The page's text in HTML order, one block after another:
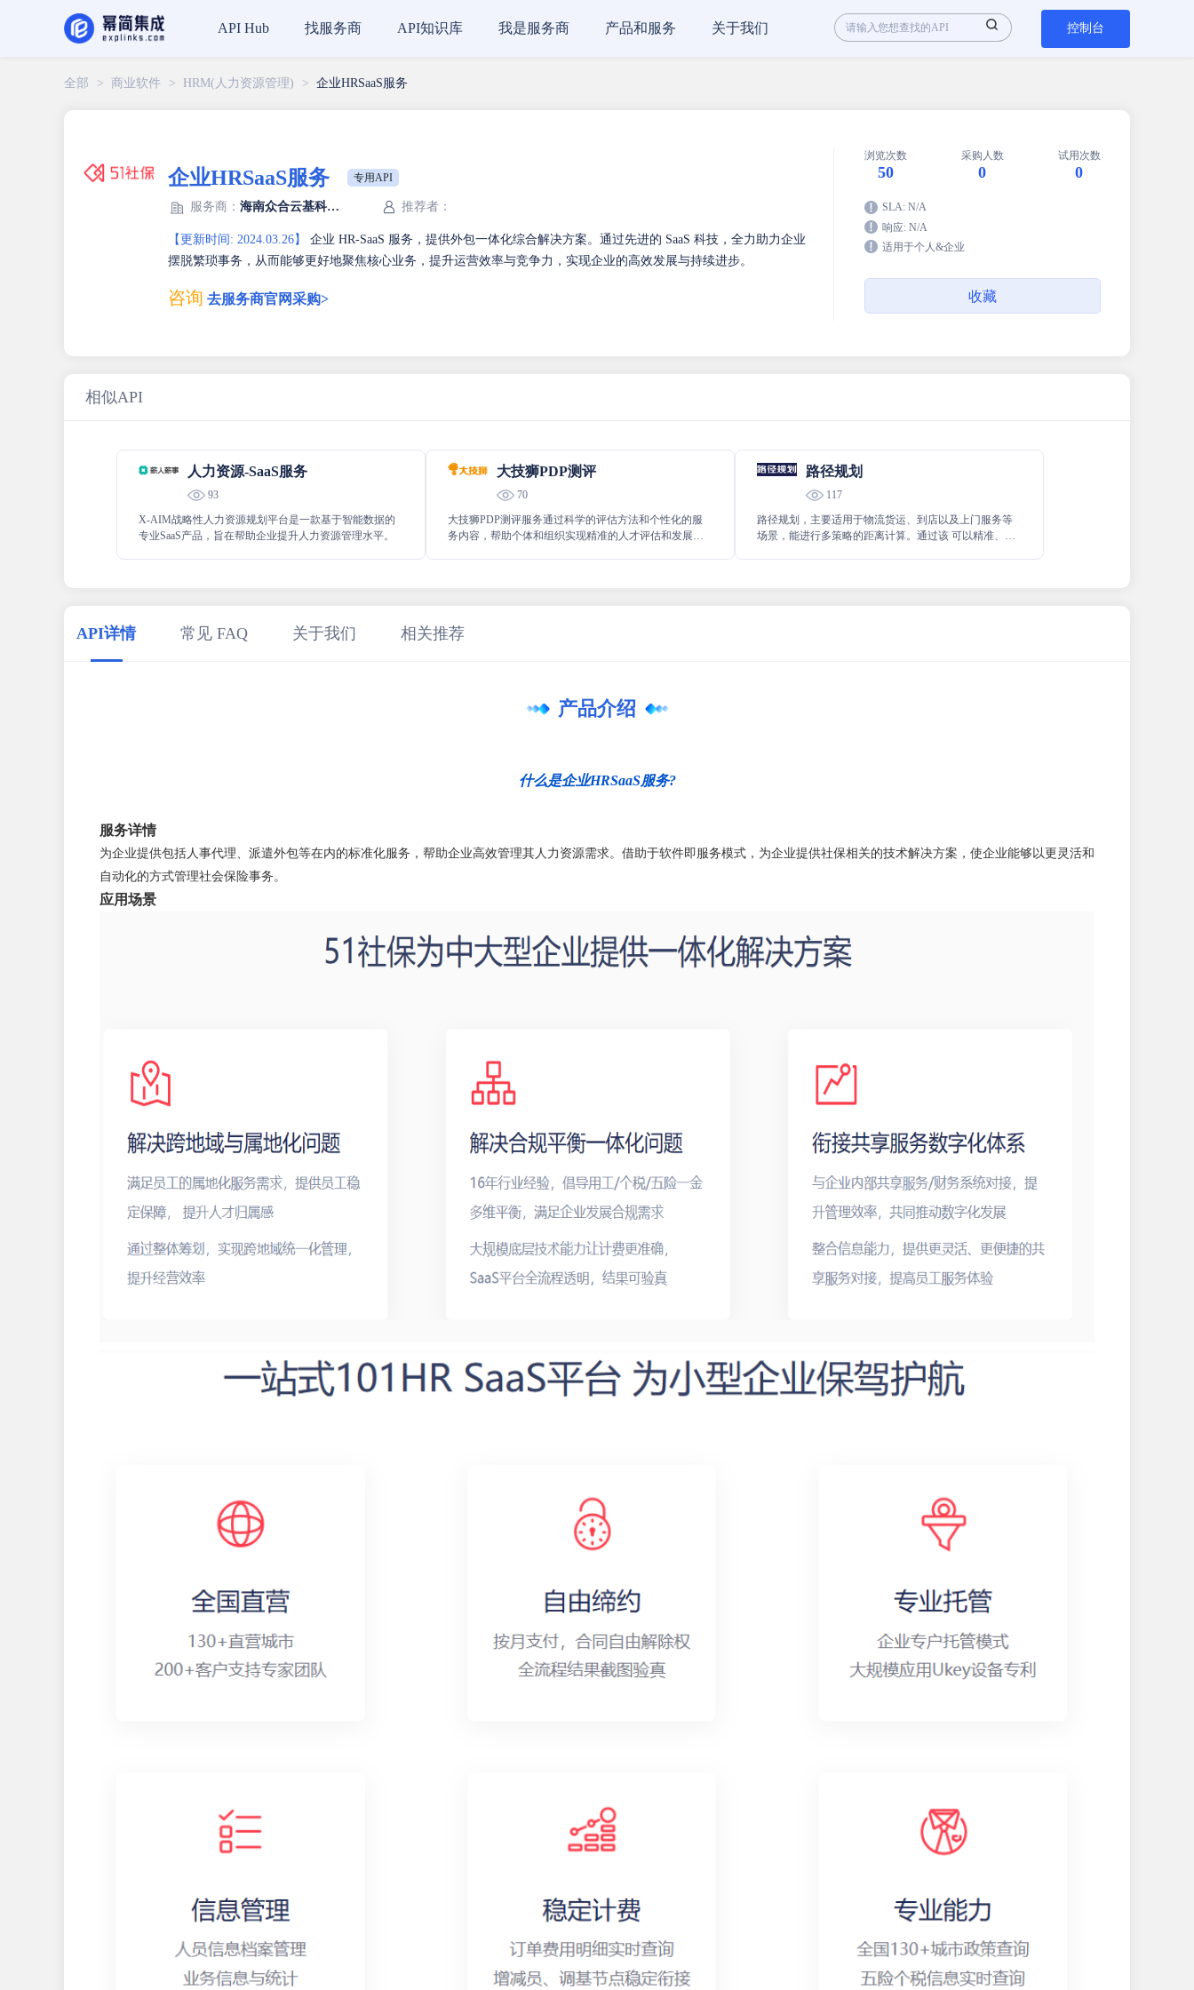
API Hub 找服务商 API知识库 我是服务商 产品和服务 关于我们 控制台
全部 > 商业软件 > HRM(人力资源管理) > 企业HRSaaS服务
企业HRSaaS服务 专用API
服务商： 海南众合云基科技有限公司 推荐者：
【更新时间: 2024.03.26】
企业 HR-SaaS 服务，提供外包一体化综合解决方案。通过先进的 SaaS 科技，全力助力企业
摆脱繁琐事务，从而能够更好地聚焦核心业务，提升运营效率与竞争力，实现企业的高效发展与持续进步。
咨询 去服务商官网采购>
浏览次数
50
采购人数
0
试用次数
0
SLA: N/A
响应: N/A
适用于个人&企业
收藏
相似API
人力资源-SaaS服务
93
X-AIM战略性人力资源规划平台是一款基于智能数据的
专业SaaS产品，旨在帮助企业提升人力资源管理水平。
大技狮PDP测评
70
大技狮PDP测评服务通过科学的评估方法和个性化的服
务内容，帮助个体和组织实现精准的人才评估和发展规
路径规划
117
路径规划，主要适用于物流货运、到店以及上门服务等
场景，能进行多策略的距离计算。通过该 可以精准、高
API详情 常见 FAQ 关于我们 相关推荐
产品介绍
什么是企业HRSaaS服务?
服务详情
为企业提供包括人事代理、派遣外包等在内的标准化服务，帮助企业高效管理其人力资源需求。借助于软件即服务模式，为企业提供社保相关的技术解决方案，使企业能够以更灵活和
自动化的方式管理社会保险事务。
应用场景